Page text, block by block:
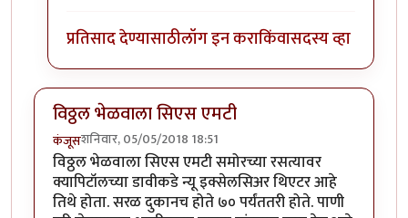
प्रतिसाद देण्यासाठीलॉग इन कराकिंवासदस्य व्हा
विठ्ठल भेळवाला सिएस एमटी
कंजूसशनिवार, 05/05/2018 18:51
विठ्ठल भेळवाला सिएस एमटी समोरच्या रसत्यावर
क्यापिटॉलच्या डावीकडे न्यू इक्सेलसिअर थिएटर आहे
तिथे होता. सरळ दुकानच होते ७० पर्यंततरी होते. पाणी